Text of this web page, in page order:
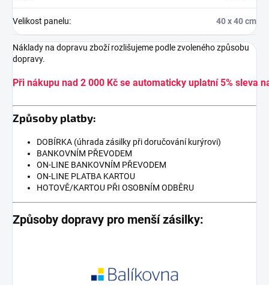
Velikost panelu: 40 x 40 cm
Náklady na dopravu zboží rozlišujeme podle zvoleného způsobu
dopravy.
Při nákupu nad 2 000 Kč se automaticky uplatní 5% sleva
Způsoby platby:
DOBÍRKA (úhrada zásilky při doručování kurýrovi)
BANKOVNÍM PŘEVODEM
ON-LINE BANKOVNÍM PŘEVODEM
ON-LINE PLATBA KARTOU
HOTOVĚ/KARTOU PŘI OSOBNÍM ODBĚRU
Způsoby dopravy pro menší zásilky: